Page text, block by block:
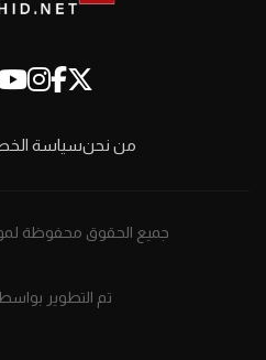
من نحنسياسة
جميع الحقوق محفوظة لموقع
تم التطوير